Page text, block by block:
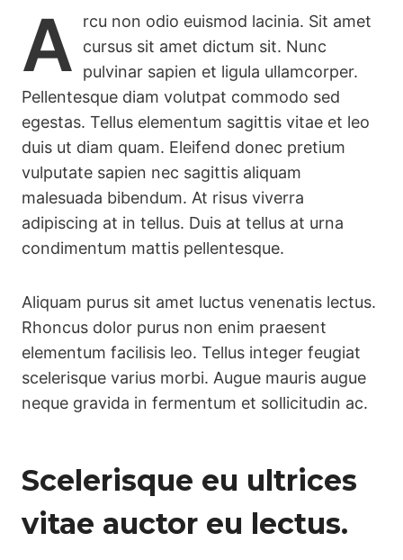
A
rcu non odio euismod lacinia. Sit amet
cursus sit amet dictum sit. Nunc
pulvinar sapien et ligula ullamcorper.
Pellentesque diam volutpat commodo sed
egestas. Tellus elementum sagittis vitae et leo
duis ut diam quam. Eleifend donec pretium
vulputate sapien nec sagittis aliquam
malesuada bibendum. At risus viverra
adipiscing at in tellus. Duis at tellus at urna
condimentum mattis pellentesque.
Aliquam purus sit amet luctus venenatis lectus.
Rhoncus dolor purus non enim praesent
elementum facilisis leo. Tellus integer feugiat
scelerisque varius morbi. Augue mauris augue
neque gravida in fermentum et sollicitudin ac.
Scelerisque eu ultrices
vitae auctor eu lectus.